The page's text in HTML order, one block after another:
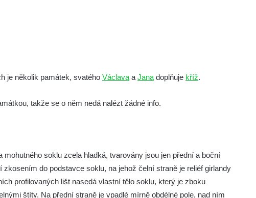
je několik památek, svatého Václava a Jana doplňuje kříž.
takže se o něm nedá nalézt žádné info.
soklu zcela hladká, tvarovány jsou jen přední a boční
do podstavce soklu, na jehož čelní straně je reliéf girlandy
profilovaných lišt nasedá vlastní tělo soklu, který je zboku
štíty. Na přední straně je vpadlé mírně obdélné pole, nad ním